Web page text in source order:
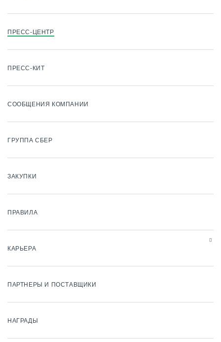
ПРЕСС-ЦЕНТР
ПРЕСС-КИТ
СООБЩЕНИЯ КОМПАНИИ
ГРУППА СБЕР
ЗАКУПКИ
ПРАВИЛА
КАРЬЕРА
ПАРТНЕРЫ И ПОСТАВЩИКИ
НАГРАДЫ